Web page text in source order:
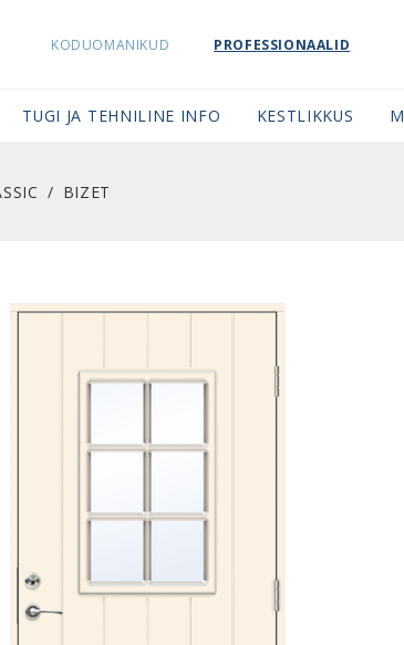
KODUOMANIKUD PROFESSIONAALID
TUGI JA TEHNILINE INFO KESTLIKKUS
BIZET